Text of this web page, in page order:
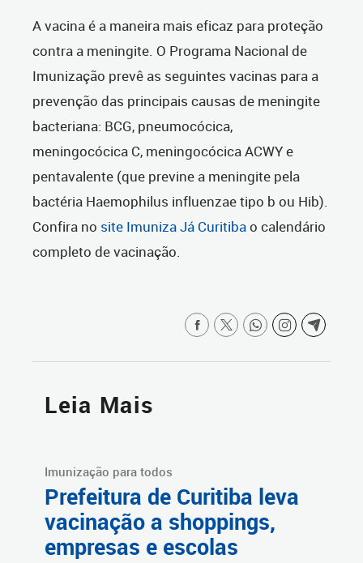
A vacina é a maneira mais eficaz para proteção
contra a meningite. O Programa Nacional de
Imunização prevê as seguintes vacinas para a
prevenção das principais causas de meningite
bacteriana: BCG, pneumocócica,
meningocócica C, meningocócica ACWY e
pentavalente (que previne a meningite pela
bactéria Haemophilus influenzae tipo b ou Hib).
Confira no site Imuniza Já Curitibao calendário
completo de vacinação.
Leia Mais
Imunização para todos
Prefeitura de Curitiba leva
vacinação a shoppings,
empresas e escolas